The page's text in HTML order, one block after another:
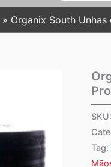
Organix South
SKU:
Tag: